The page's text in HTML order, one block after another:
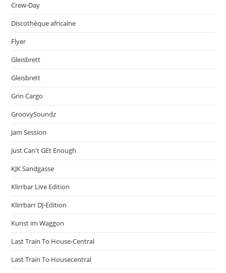
Crew-Day
Discothèque africaine
Flyer
Gleisbrett
Gleisbrett
Grin Cargo
GroovySoundz
Jam Session
Just Can't GEt Enough
KJK Sandgasse
Klirrbar Live Edition
Klirrbarr DJ-Edition
Kunst im Waggon
Last Train To House-Central
Last Train To Housecentral